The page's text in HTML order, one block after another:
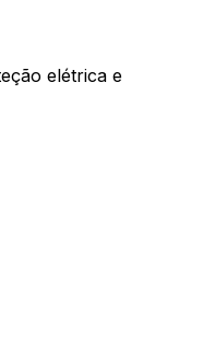
elétrica e